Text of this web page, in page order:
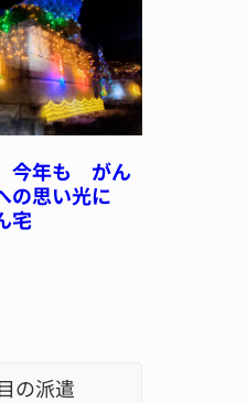
今年も がん
の思い光に
宅
の派遣